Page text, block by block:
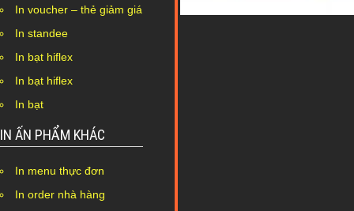
In voucher – thẻ giảm giá
In standee
In bạt hiflex
In bạt hiflex
In bạt
IN ẤN PHẨM KHÁC
In menu thực đơn
In order nhà hàng